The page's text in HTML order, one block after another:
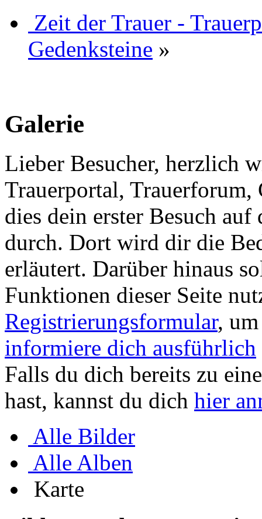
Zeit der Trauer -
Gedenksteine »
Galerie
Lieber Besucher, herzlich
Trauerportal, Trauerforum,
dies dein erster Besuch
durch. Dort wird dir die
erläutert. Darüber hinaus
Funktionen dieser Seite
Registrierungsformular,
informiere dich ausführlich
Falls du dich bereits zu
hast, kannst du dich hier
Alle Bilder
Alle Alben
Karte